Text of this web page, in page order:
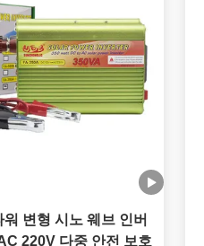
변형 시노 웨브 인버
220V 다중 안전 보호